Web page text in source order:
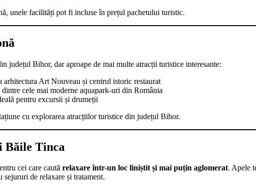
unele facilități pot fi incluse în prețul pachetului turistic.
județul Bihor, dar aproape de mai multe atracții turistice interesante:
arhitectura Art Nouveau și centrul istoric restaurat
cele mai moderne aquapark-uri din România
pentru excursii și drumeții
cu explorarea atracțiilor turistice din județul Bihor.
Băile Tinca
cei care caută relaxare într-un loc liniștit și mai puțin aglomerat. Apele
sejururi de relaxare și tratament.